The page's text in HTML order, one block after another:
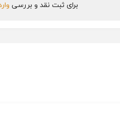
برای ثبت نقد و بررسی